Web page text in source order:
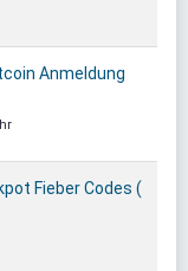
Anmeldung
Fieber Codes (